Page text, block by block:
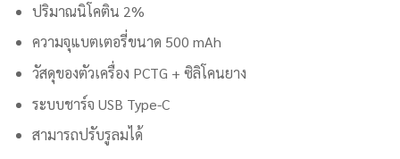
ปริมาณนิโคติน 2%
ความจุแบตเตอรี่ขนาด 500 mAh
วัสดุของตัวเครื่อง PCTG + ซิลิโคนยาง
ระบบชาร์จ USB Type-C
สามารถปรับรูลมได้